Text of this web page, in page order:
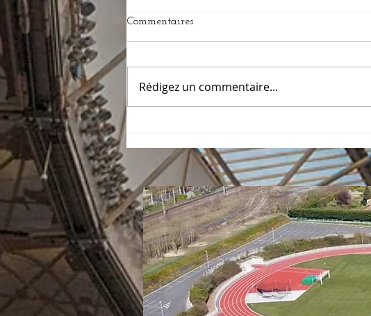
DISTRICT POUSSINS
Commentaires
Rédigez un commentaire...